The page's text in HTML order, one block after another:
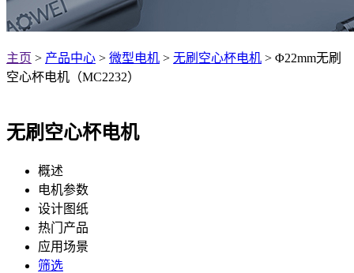
主页 > 产品中心 > 微型电机 > 无刷空心杯电机 > Φ22mm无刷
空心杯电机（MC2232）
无刷空心杯电机
概述
电机参数
设计图纸
热门产品
应用场景
筛选